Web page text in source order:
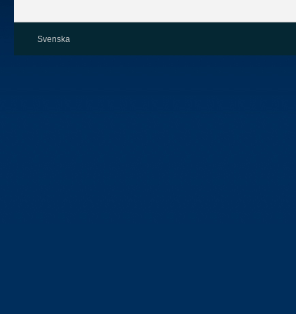
Svenska